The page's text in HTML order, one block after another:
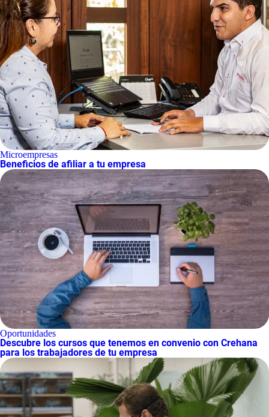
Microempresas
Beneficios de afiliar a tu empresa
Oportunidades
Descubre los cursos que tenemos en convenio con Crehana
para los trabajadores de tu empresa